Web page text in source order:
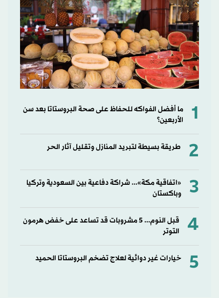
1
ما أفضل الفواكه للحفاظ على صحة البروستاتا بعد سن
الأربعين؟
2 طريقة بسيطة لتبريد المنازل وتقليل آثار الحر
3
«اتفاقية مكة»... شراكة دفاعية بين السعودية وتركيا
وباكستان
4
قبل النوم... 5 مشروبات قد تساعد على خفض هرمون
التوتر
5 خيارات غير دوائية لعلاج تضخم البروستاتا الحميد